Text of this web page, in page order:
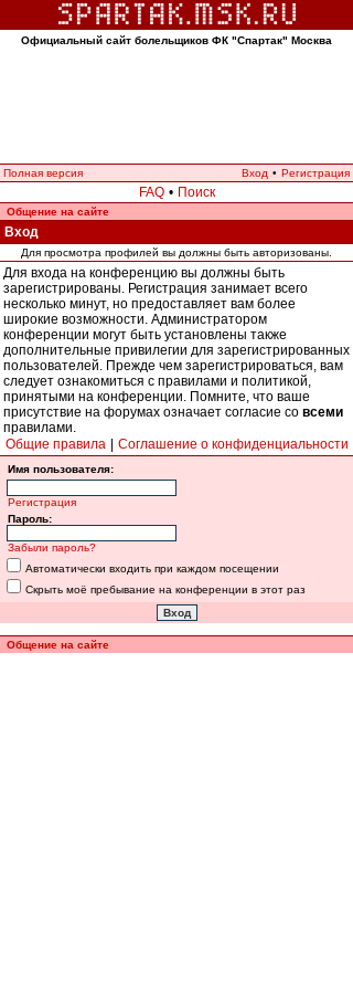
Официальный сайт болельщиков ФК "Спартак" Москва
Полная версия Вход • Регистрация
FAQ • Поиск
Общение на сайте
Вход
Для просмотра профилей вы должны быть авторизованы.
Для входа на конференцию вы должны быть
зарегистрированы. Регистрация занимает всего
несколько минут, но предоставляет вам более
широкие возможности. Администратором
конференции могут быть установлены также
дополнительные привилегии для зарегистрированных
пользователей. Прежде чем зарегистрироваться, вам
следует ознакомиться с правилами и политикой,
принятыми на конференции. Помните, что ваше
присутствие на форумах означает согласие со всеми
правилами.
Общие правила
Соглашение о конфиденциальности
Имя пользователя:
Регистрация
Пароль:
Забыли пароль?
Автоматически входить при каждом посещении
Скрыть моё пребывание на конференции в этот раз
Общение на сайте